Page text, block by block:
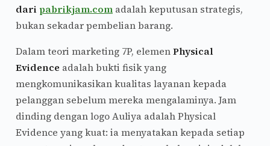
dari pabrikjam.com adalah keputusan strategis,
bukan sekadar pembelian barang.
Dalam teori marketing 7P, elemenPhysical
Evidence adalah bukti fisik yang
mengkomunikasikan kualitas layanan kepada
pelanggan sebelum mereka mengalaminya. Jam
dinding dengan logo Auliya adalah Physical
Evidence yang kuat: ia menyatakan kepada setiap